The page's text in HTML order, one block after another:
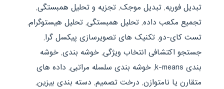
تبدیل فوریه, تبدیل موجک, تجزیه و تحلیل همبستگی,
تجمیع مکعب داده, تحلیل همبستگی, تحلیل هیستوگرام,
تست کای-دو, تکنیک های تصویرسازی پیکسل گرا,
جستجو اکتشافی انتخاب ویژگی, خوشه بندی, خوشه
بندی k-means
, خوشه بندی سلسله مراتبی, داده های
متقارن یا نامتوازن, درخت تصمیم, دسته بندی بیزین,